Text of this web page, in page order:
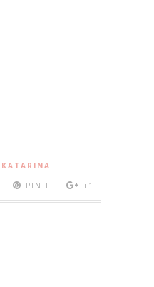
KATARINA
PIN IT +1